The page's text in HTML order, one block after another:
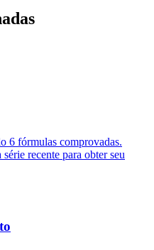
6 fórmulas comprovadas.
recente para obter seu